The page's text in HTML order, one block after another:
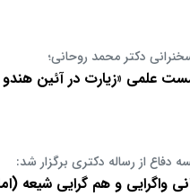
دکتر محمد روحانی؛
علمی «زیارت در آئین هندو
دفاع از رساله دکتری برگزار شد:
واگرایی و هم گرایی شیعه